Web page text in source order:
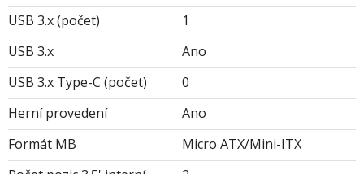
USB 3.x (počet)
1
USB 3.x
Ano
USB 3.x Type-C (počet)
0
Herní provedení
Ano
Formát MB
Micro ATX/Mini-ITX